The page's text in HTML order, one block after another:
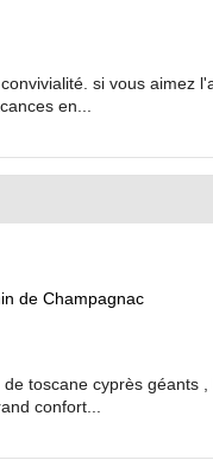
si vous aimez
en...
de Champagnac
toscane cyprès géants
confort...